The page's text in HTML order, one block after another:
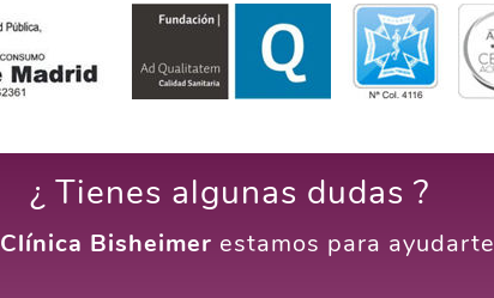
¿ Tienes algunas dudas ?
Clínica Bisheimer estamos para ayudarte